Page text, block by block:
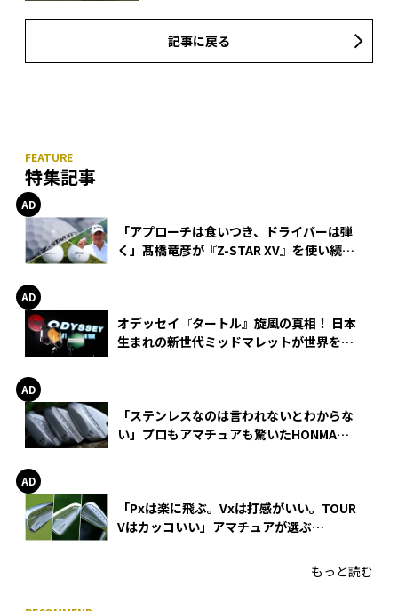
記事に戻る
特集記事
「アプローチは食いつき、ドライバーは弾
く」髙橋竜彦が『Z-STAR XV』を使い続け
オデッセイ『タートル』旋風の真相！ 日本
生まれの新世代ミッドマレットが世界を席
「ステンレスなのは言われないとわからな
い」プロもアマチュアも驚いたHONMA
「Pxは楽に飛ぶ。Vxは打感がいい。TOUR
Vはカッコいい」アマチュアが選ぶ
もっと読む